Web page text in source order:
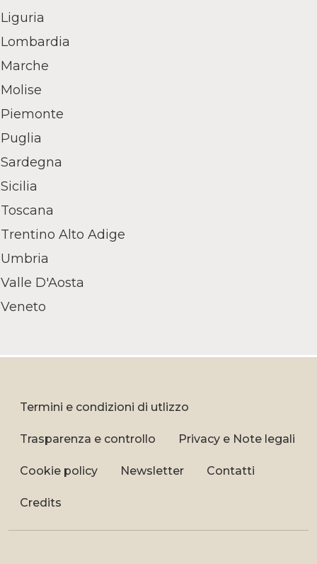
Liguria
Lombardia
Marche
Molise
Piemonte
Puglia
Sardegna
Sicilia
Toscana
Trentino Alto Adige
Umbria
Valle D'Aosta
Veneto
Termini e condizioni di utlizzo
Trasparenza e controllo Privacy e Note legali
Cookie policy Newsletter Contatti
Credits